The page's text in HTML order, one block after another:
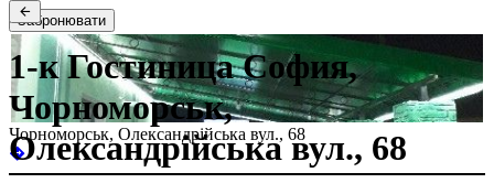
1-к Гостиница София,
Чорноморськ,
Олександрійська вул., 68
Забронювати
Чорноморськ, Олександрійська вул., 68